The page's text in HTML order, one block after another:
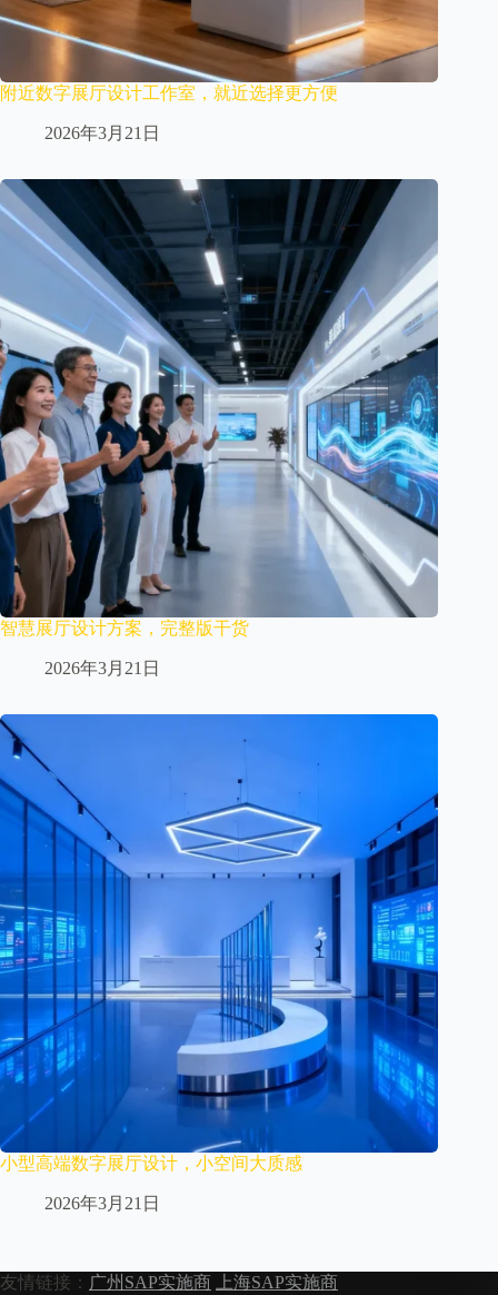
附近数字展厅设计工作室，就近选择更方便
2026年3月21日
智慧展厅设计方案，完整版干货
2026年3月21日
小型高端数字展厅设计，小空间大质感
2026年3月21日
友情链接： 广州SAP实施商 上海SAP实施商